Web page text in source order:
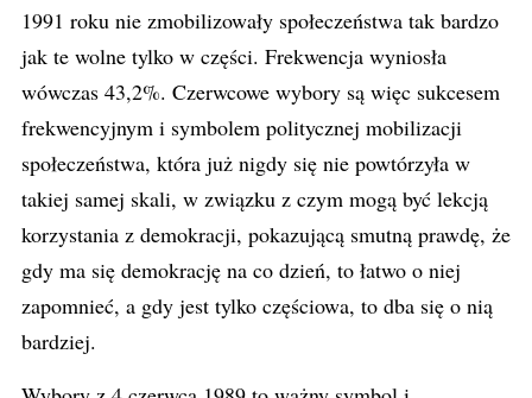
1991 roku nie zmobilizowały społeczeństwa tak bardzo
jak te wolne tylko w części. Frekwencja wyniosła
wówczas 43,2%. Czerwcowe wybory są więc sukcesem
frekwencyjnym i symbolem politycznej mobilizacji
społeczeństwa, która już nigdy się nie powtórzyła w
takiej samej skali, w związku z czym mogą być lekcją
korzystania z demokracji, pokazującą smutną prawdę, że
gdy ma się demokrację na co dzień, to łatwo o niej
zapomnieć, a gdy jest tylko częściowa, to dba się o nią
bardziej.